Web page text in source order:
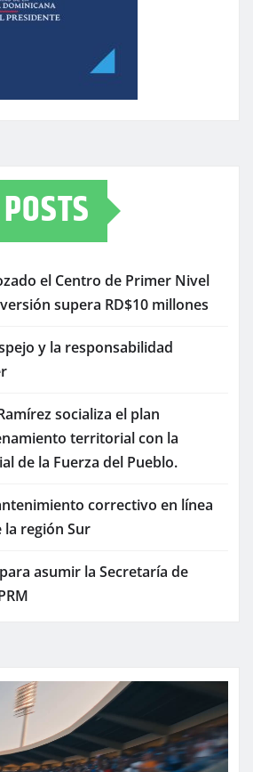
el Centro de Primer Nivel
supera RD$10 millones
y la responsabilidad
socializa el plan
territorial con la
de la Fuerza del Pueblo.
correctivo en línea
región Sur
asumir la Secretaría de